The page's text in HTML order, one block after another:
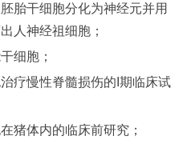
胎干细胞分化为神经元并用
人神经祖细胞；
细胞；
疗慢性脊髓损伤的I期临床试
猪体内的临床前研究；